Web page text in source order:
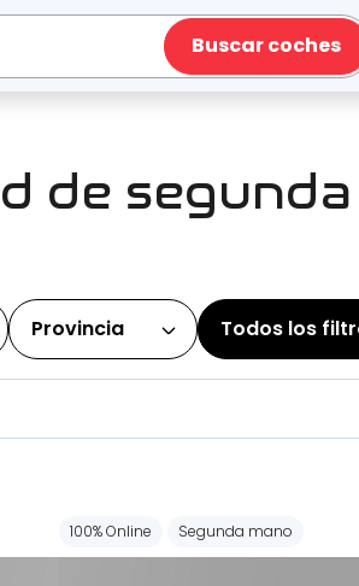
Buscar coches
de
Todos los
Provincia
100% Online Segunda mano